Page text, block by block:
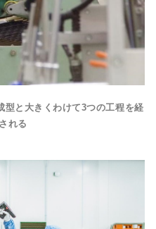
型と大きくわけて3つの工程を経
れる